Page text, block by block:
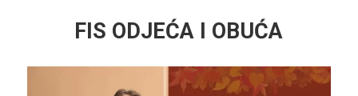
FIS ODJEĆA I OBUĆA